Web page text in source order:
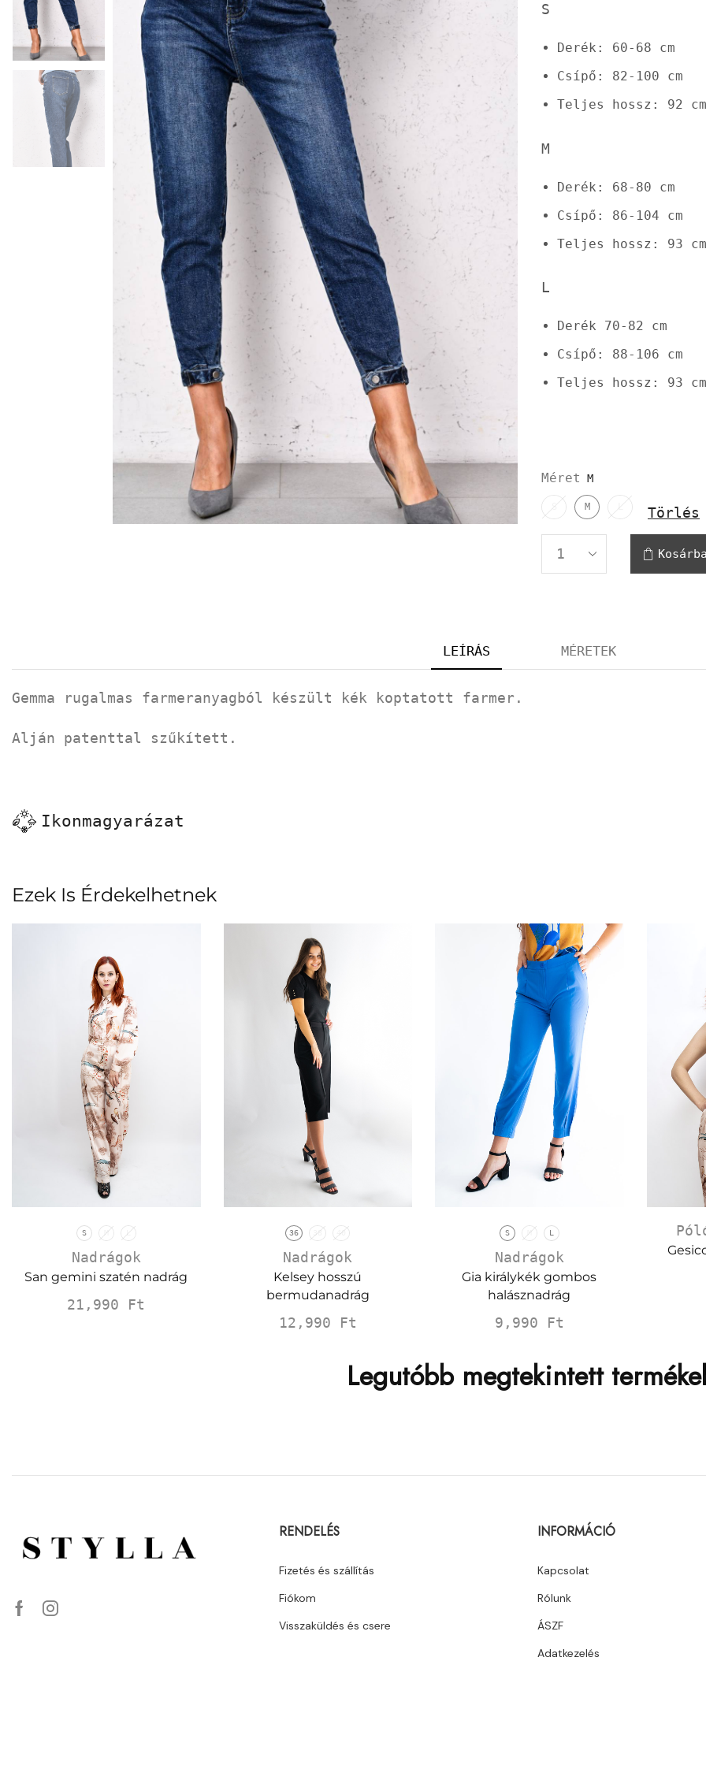
S
Derék: 60-68 cm
Csípő: 82-100 cm
Teljes hossz: 92 cm
M
Derék: 68-80 cm
Csípő: 86-104 cm
Teljes hossz: 93 cm
L
Derék 70-82 cm
Csípő: 88-106 cm
Teljes hossz: 93 cm
Méret
S M Törlés
LEÍRÁS MÉRETEK
Gemma rugalmas farmeranyagból készült kék koptatott farmer.
Alján patenttal szűkített.
Ikonmagyarázat
Ezek Is Érdekelhetnek
S M L
Nadrágok
San gemini szatén nadrág
21,990 Ft
36 38 40
Nadrágok
Kelsey hosszú
bermudanadrág
12,990 Ft
S M L
Nadrágok
Gia királykék gombos
halásznadrág
9,990 Ft
Legutóbb megtekintett
RENDELÉS
Fizetés és szállítás
Fiókom
Visszaküldés és csere
INFORMÁCIÓ
Kapcsolat
Rólunk
ÁSZF
Adatkezelés